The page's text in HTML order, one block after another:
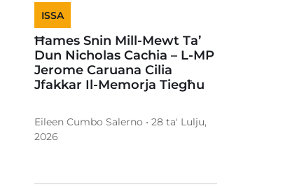
ISSA
Ħames Snin Mill-Mewt Ta’
Dun Nicholas Cachia – L-MP
Jerome Caruana Cilia
Jfakkar Il-Memorja Tiegħu
Eileen Cumbo Salerno • 28 ta' Lulju,
2026